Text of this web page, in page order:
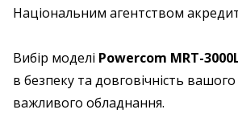
Національним агентством
Вибір моделі Powercom MRT-
в безпеку та довговічність
важливого обладнання.